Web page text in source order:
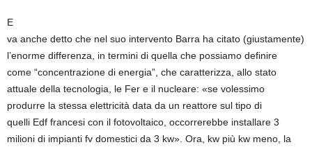
E
va anche detto che nel suo intervento Barra ha citato (giustamente)
l’enorme differenza, in termini di quella che possiamo definire
come “concentrazione di energia”, che caratterizza, allo stato
attuale della tecnologia, le Fer e il nucleare: «se volessimo
produrre la stessa elettricità data da un reattore sul tipo di
quelli Edf francesi con il fotovoltaico, occorrerebbe installare 3
milioni di impianti fv domestici da 3 kw». Ora, kw più kw meno, la